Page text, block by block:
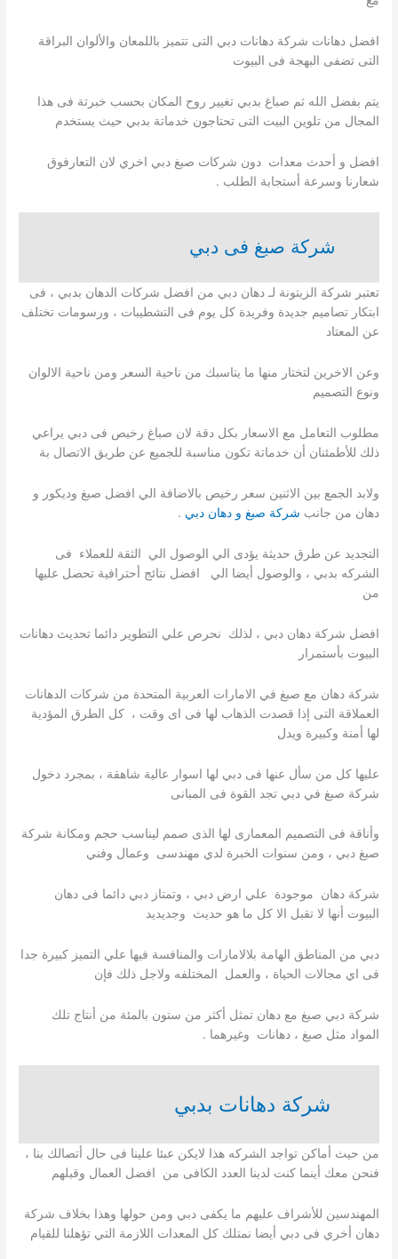
افضل دهانات شركة دهانات دبي التى تتميز باللمعان والألوان البراقة
التى تضفى البهجة فى البيوت
يتم بفضل الله ثم صباغ بدبي تغيير روح المكان بحسب خبرتة فى هذا
المجال من تلوين البيت التى تحتاجون خدماتة بدبي حيث يستخدم
افضل و أحدث معدات دون شركات صبغ دبي اخري لان التعارفوق
شعارنا وسرعة أستجابة الطلب .
شركة صبغ فى دبي
تعتبر شركة الزيتونة لـ دهان دبي من افضل شركات الدهان بدبي ، فى
ابتكار تصاميم جديدة وفريدة كل يوم فى التشطيبات ، ورسومات تختلف
عن المعتاد
وعن الاخرين لتختار منها ما يتاسبك من ناحية السعر ومن ناحية الالوان
ونوع التصميم
مطلوب التعامل مع الاسعار بكل دقة لان صباغ رخيص فى دبي يراعي
ذلك للأطمئنان أن خدماتة تكون مناسبة للجميع عن طريق الاتصال بة
ولابد الجمع بين الاثنين سعر رخيص بالاضافة الي افضل صبغ وديكور و
دهان من جانب شركة صبغ و دهان دبي .
التجديد عن طرق حديثة يؤدى الي الوصول الي الثقة للعملاء فى
الشركه بدبي ، والوصول أيضا الي افضل نتائج أحترافية تحصل عليها
من
افضل شركة دهان دبي ، لذلك نحرص علي التطوير دائما تحديث دهانات
البيوت بأستمرار
شركة دهان مع صبغ في الامارات العربية المتحدة من شركات الدهانات
العملاقة التى إذا قصدت الذهاب لها فى اى وقت ، كل الطرق المؤدية
لها أمنة وكبيرة ويدل
عليها كل من سأل عنها فى دبي لها اسوار عالية شاهقة ، بمجرد دخول
شركة صبغ في دبي تجد القوة فى المبانى
وأناقة فى التصميم المعمارى لها الذى صمم ليناسب حجم ومكانة شركة
صبغ دبي ، ومن سنوات الخبرة لدي مهندسى وعمال وفني
شركة دهان موجودة علي ارض دبي ، وتمتاز دبي دائما فى دهان
البيوت أنها لا تقبل الا كل ما هو حديث وجديديد
دبي من المناطق الهامة بلالامارات والمنافسة فيها علي التميز كبيرة جدا
فى اي مجالات الحياة ، والعمل المختلفه ولاجل ذلك فإن
شركة دبي صبغ مع دهان تمثل أكثر من ستون بالمئة من أنتاج تلك
المواد مثل صبغ ، دهانات وغيرهما .
شركة دهانات بدبي
من حيث أماكن تواجد الشركه هذا لايكن عبئا علينا فى حال أتصالك بنا ،
فنحن معك أينما كنت لدينا العدد الكافى من افضل العمال وقبلهم
المهندسين للأشراف عليهم ما يكفى دبي ومن حولها وهذا بخلاف شركة
دهان أخري فى دبي أيضا نمتلك كل المعدات اللازمة التي تؤهلنا للقيام